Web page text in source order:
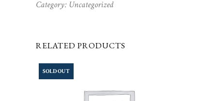
Category: Uncategorized
RELATED PRODUCTS
SOLD OUT